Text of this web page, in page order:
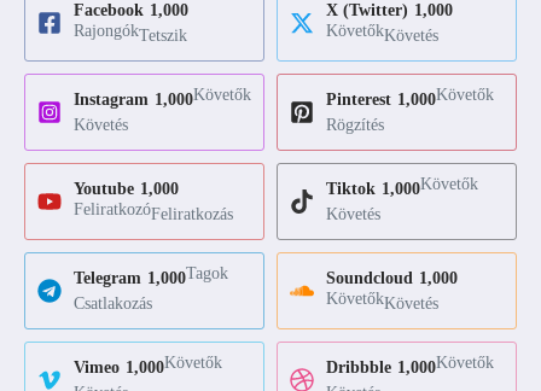
Facebook 1,000
RajongókTetszik
X (Twitter) 1,000
KövetőkKövetés
Instagram 1,000Követők
Követés
Pinterest 1,000Követők
Rögzítés
Youtube 1,000
FeliratkozóFeliratkozás
Tiktok 1,000Követők
Követés
Telegram 1,000Tagok
Csatlakozás
Soundcloud 1,000
KövetőkKövetés
Vimeo 1,000Követők
Dribbble 1,000Követők